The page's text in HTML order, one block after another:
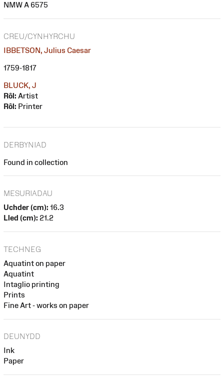
NMW A 6575
CREU/CYNHYRCHU
IBBETSON, Julius Caesar
1759-1817
BLUCK, J
Rôl: Artist
Rôl: Printer
DERBYNIAD
Found in collection
MESURIADAU
Uchder (cm): 16.3
Lled (cm): 21.2
TECHNEG
Aquatint on paper
Aquatint
Intaglio printing
Prints
Fine Art - works on paper
DEUNYDD
Ink
Paper